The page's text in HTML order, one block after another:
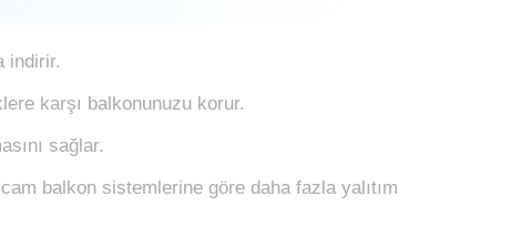
indirir.
karşı balkonunuzu korur.
sağlar.
balkon sistemlerine göre daha fazla yalıtım